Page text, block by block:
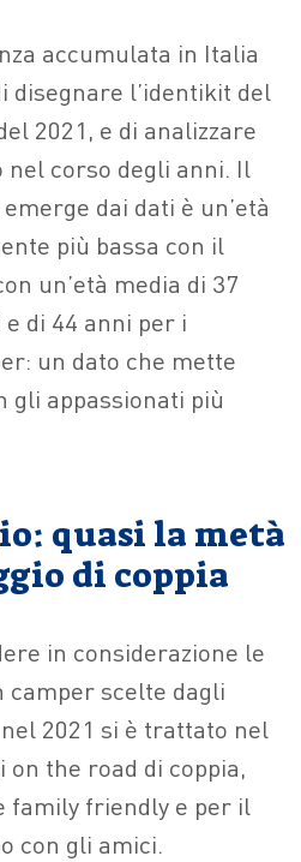
accumulata in Italia
disegnare l’identikit del
2021, e di analizzare
nel corso degli anni. Il
dai dati è un’età
più bassa con il
un’età media di 37
di 44 anni per i
un dato che mette
gli appassionati più
quasi la metà
di coppia
in considerazione le
camper scelte dagli
2021 si è trattato nel
on the road di coppia,
family friendly e per il
con gli amici.